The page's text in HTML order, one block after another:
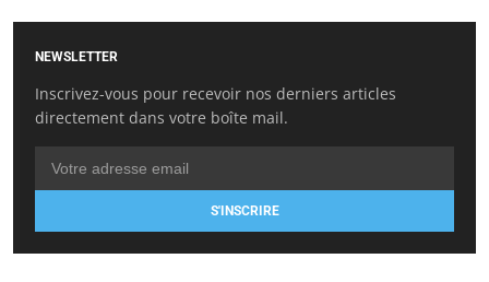
NEWSLETTER
Inscrivez-vous pour recevoir nos derniers articles
directement dans votre boîte mail.
S'INSCRIRE